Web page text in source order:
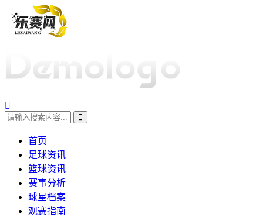
首页
足球资讯
篮球资讯
赛事分析
球星档案
观赛指南